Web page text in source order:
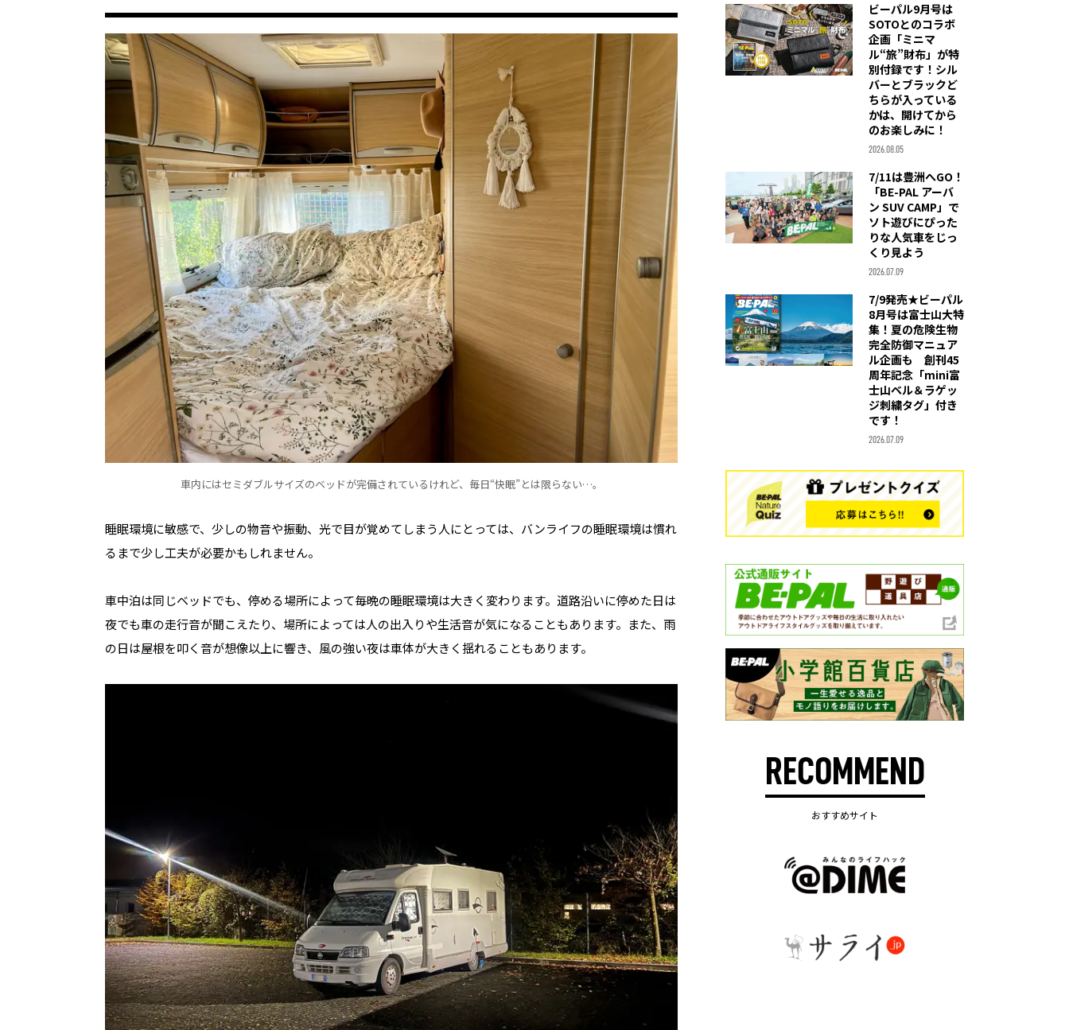
車内にはセミダブルサイズのベッドが完備されているけれど、毎日“快眠”とは限らない…。
睡眠環境に敏感で、少しの物音や振動、光で目が覚めてしまう人にとっては、バンライフの睡眠環境は慣れ
るまで少し工夫が必要かもしれません。
車中泊は同じベッドでも、停める場所によって毎晩の睡眠環境は大きく変わります。道路沿いに停めた日は
夜でも車の走行音が聞こえたり、場所によっては人の出入りや生活音が気になることもあります。また、雨
の日は屋根を叩く音が想像以上に響き、風の強い夜は車体が大きく揺れることもあります。
ビーパル9月号は
SOTOとのコラボ
企画「ミニマ
ル“旅”財布」が特
別付録です！シル
バーとブラックど
ちらが入っている
かは、開けてから
のお楽しみに！
2026.08.05
7/11は豊洲へGO！
「BE-PAL アーバ
ン SUV CAMP」で
ソト遊びにぴった
りな人気車をじっ
くり見よう
2026.07.09
7/9発売★ビーパル
8月号は富士山大特
集！夏の危険生物
完全防御マニュア
ル企画も 創刊45
周年記念「mini富
士山ベル＆ラゲッ
ジ刺繍タグ」付き
です！
2026.07.09
RECOMMEND
おすすめサイト